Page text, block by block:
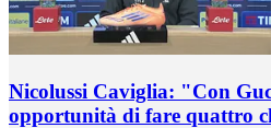
Nicolussi Caviglia: "Con
opportunità di fare quattro